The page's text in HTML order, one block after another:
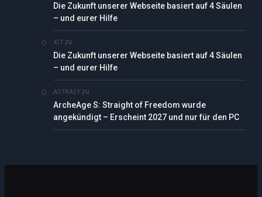
Die Zukunft unserer Webseite basiert auf 4 Säulen
– und eurer Hilfe
XITzu
Die Zukunft unserer Webseite basiert auf 4 Säulen
– und eurer Hilfe
ASTRALYzu
ArcheAge S: Straight of Freedom wurde
angekündigt – Erscheint 2027 und nur für den PC